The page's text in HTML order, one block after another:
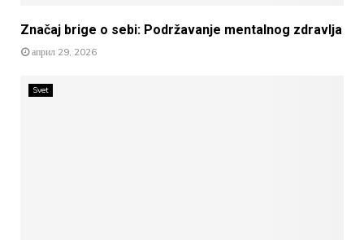
Značaj brige o sebi: Podržavanje mentalnog zdravlja
април 29, 2026
Svet